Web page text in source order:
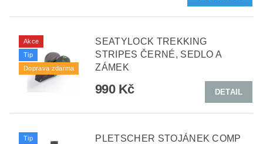
Akce
Tip
Doprava zdarma
SEATYLOCK TREKKING
STRIPES ČERNÉ, SEDLO A
ZÁMEK
990 Kč DETAIL
Tip
PLETSCHER STOJÁNEK COMP